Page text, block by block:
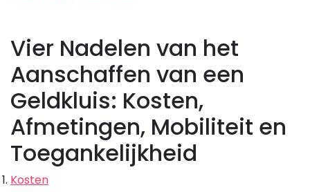
Vier Nadelen van het
Aanschaffen van een
Geldkluis: Kosten,
Afmetingen, Mobiliteit en
Toegankelijkheid
Kosten